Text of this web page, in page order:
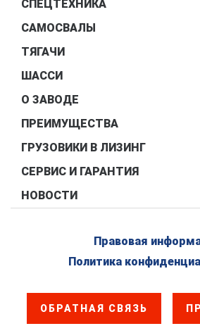
СПЕЦТЕХНИКА
САМОСВАЛЫ
ТЯГАЧИ
ШАССИ
О ЗАВОДЕ
ПРЕИМУЩЕСТВА
ГРУЗОВИКИ В ЛИЗИНГ
СЕРВИС И ГАРАНТИЯ
НОВОСТИ
Правовая
Политика
ОБРАТНАЯ СВЯЗЬ